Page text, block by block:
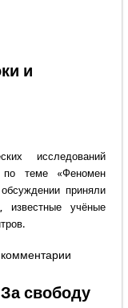
и
исследований
по теме «Феномен
приняли
известные учёные
и современность
свободу